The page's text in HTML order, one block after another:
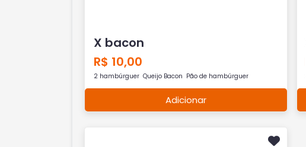
X bacon
R$ 10,00
2 hambúrguer Queijo Bacon Pão de hambúrguer
Adicionar